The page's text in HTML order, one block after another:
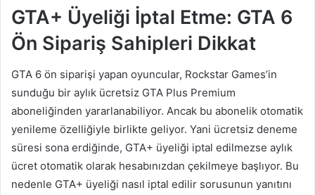
GTA+ Üyeliği İptal Etme: GTA 6
Ön Sipariş Sahipleri Dikkat
GTA 6 ön siparişi yapan oyuncular, Rockstar Games’in
sunduğu bir aylık ücretsiz GTA Plus Premium
aboneliğinden yararlanabiliyor. Ancak bu abonelik otomatik
yenileme özelliğiyle birlikte geliyor. Yani ücretsiz deneme
süresi sona erdiğinde, GTA+ üyeliği iptal edilmezse aylık
ücret otomatik olarak hesabınızdan çekilmeye başlıyor. Bu
nedenle GTA+ üyeliği nasıl iptal edilir sorusunun yanıtını